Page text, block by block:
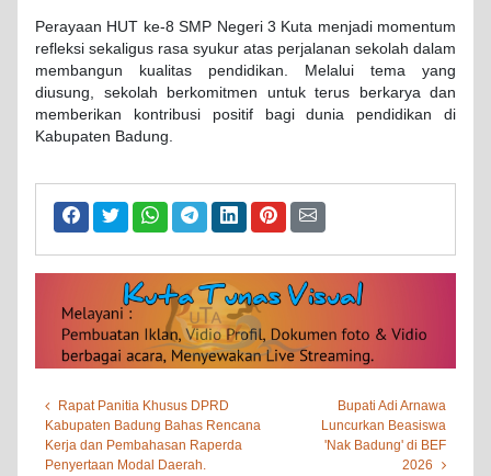
Perayaan HUT ke-8 SMP Negeri 3 Kuta menjadi momentum
refleksi sekaligus rasa syukur atas perjalanan sekolah dalam
membangun kualitas pendidikan. Melalui tema yang
diusung, sekolah berkomitmen untuk terus berkarya dan
memberikan kontribusi positif bagi dunia pendidikan di
Kabupaten Badung.
Rapat Panitia Khusus DPRD
Kabupaten Badung Bahas Rencana
Kerja dan Pembahasan Raperda
Penyertaan Modal Daerah.
Bupati Adi Arnawa
Luncurkan Beasiswa
'Nak Badung' di BEF
2026